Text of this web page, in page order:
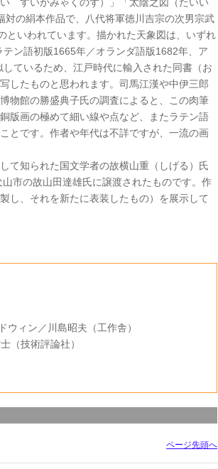
すいかみゃくのず）」「太陰之図（たいい
の絹本作品で、八代将軍徳川吉宗の次男宗武
といわれています。描かれた天象図は、いずれ
ン語初版1665年／オランダ語版1682年、ア
ているため、江戸時代に輸入された同書（お
したものと思われます。司馬江漢や中伊三郎
物館の勝盛典子氏の調査によると、この肉筆
版画の極めて細い線や点など、またラテン語
とです。作者や年代は不詳ですが、一流の画
て知られた国文学者の故横山重（しげる）氏
市の故山田達雄氏に譲渡されたものです。作
し、それを新たに表装したもの）を展示して
ィン／川島昭夫（工作舎）
（技術評論社）
ページ先頭へ